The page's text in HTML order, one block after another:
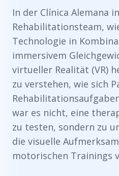
In der Clínica Alemana
Rehabilitationsteam,
Technologie in
immersivem
virtueller Realität (VR)
zu verstehen, wie sich
war es nicht, eine
zu testen, sondern zu
die visuelle
motorischen Trainings